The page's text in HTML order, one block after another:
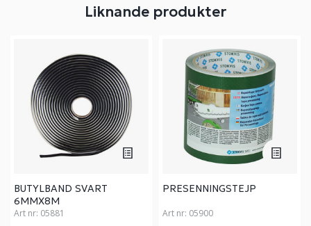
Liknande produkter
BUTYLBAND SVART
6MMX8M
Art nr: 05881
PRESENNINGSTEJP
Art nr: 05900